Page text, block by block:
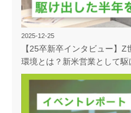
2025-12-25
【25卒新卒インタビュー】
環境とは？新米営業として駆